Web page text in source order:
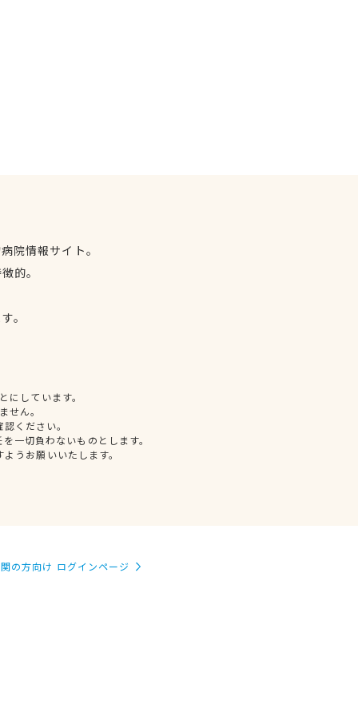
院情報サイト。
的。
。
しています。
せん。
ください。
一切負わないものとします。
うお願いいたします。
の方向け ログインページ